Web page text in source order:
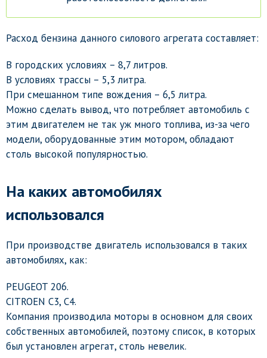
Расход бензина данного силового агрегата составляет:
В городских условиях – 8,7 литров.
В условиях трассы – 5,3 литра.
При смешанном типе вождения – 6,5 литра.
Можно сделать вывод, что потребляет автомобиль с
этим двигателем не так уж много топлива, из-за чего
модели, оборудованные этим мотором, обладают
столь высокой популярностью.
На каких автомобилях
использовался
При производстве двигатель использовался в таких
автомобилях, как:
PEUGEOT 206.
CITROEN С3, С4.
Компания производила моторы в основном для своих
собственных автомобилей, поэтому список, в которых
был установлен агрегат, столь невелик.